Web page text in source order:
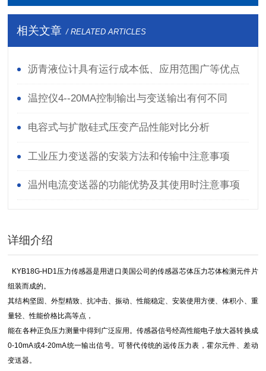
相关文章 / RELATED ARTICLES
沥青液位计具有运行成本低、应用范围广等优点
温控仪4--20MA控制输出与变送输出有何不同
电容式与扩散硅式压变产品性能对比分析
工业压力变送器的安装方法和传输中注意事项
温州电流变送器的功能优势及其使用时注意事项
详细介绍
KYB18G-HD1压力传感器是用进口美国公司的传感器芯体压力芯体检测元件片
组装而成的。
其结构坚固、外型精致、抗冲击、振动、性能稳定、安装使用方便、体积小、重
量轻、性能价格比高等点，
能在各种正负压力测量中得到广泛应用。传感器信号经高性能电子放大器转换成
0-10mA或4-20mA统一输出信号。可替代传统的远传压力表，霍尔元件、差动
变送器。